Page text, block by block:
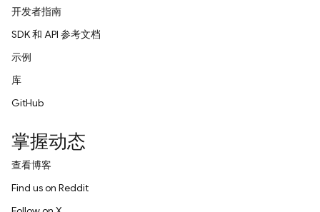
开发者指南
SDK 和 API 参考文档
示例
库
GitHub
掌握动态
查看博客
Find us on Reddit